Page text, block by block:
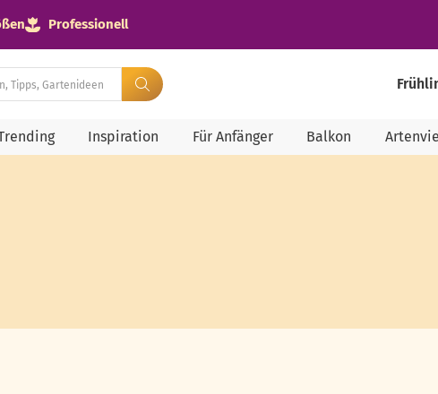
Professionell
Inspiration Für Anfänger Balkon